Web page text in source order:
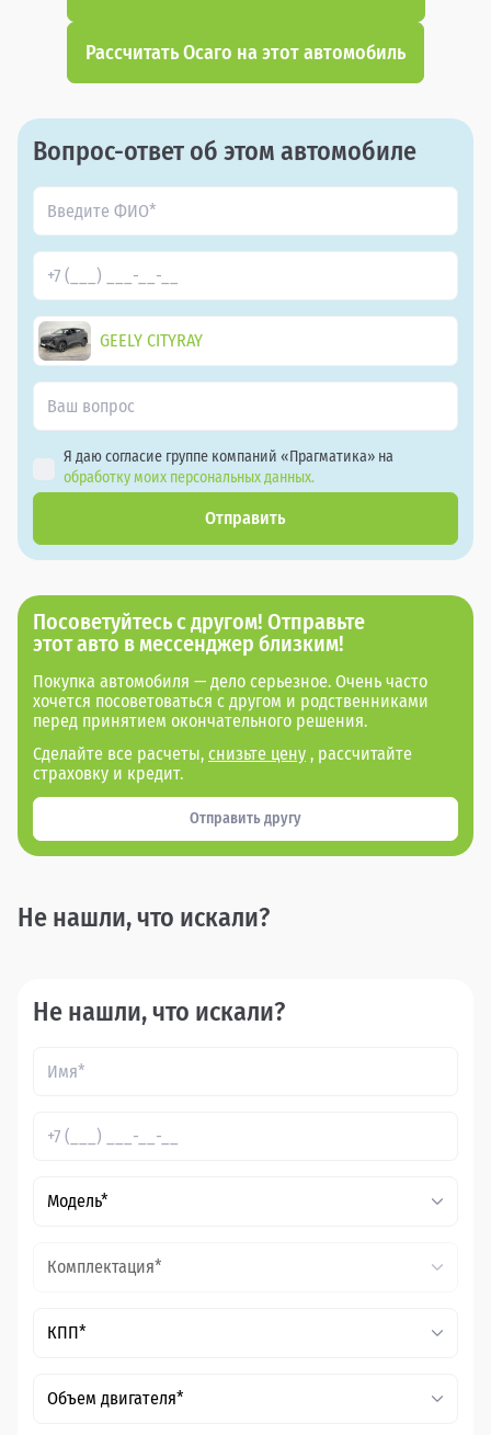
Рассчитать Осаго на этот автомобиль
Вопрос-ответ об этом автомобиле
GEELY CITYRAY
Я даю согласие группе компаний «Прагматика» на
обработку моих персональных данных.
Отправить
Посоветуйтесь с другом! Отправьте
этот авто в мессенджер близким!
Покупка автомобиля — дело серьезное. Очень часто
хочется посоветоваться с другом и родственниками
перед принятием окончательного решения.
Сделайте все расчеты, снизьте цену , рассчитайте
страховку и кредит.
Отправить другу
Не нашли, что искали?
Не нашли, что искали?
Модель*
Комплектация*
КПП*
Объем двигателя*